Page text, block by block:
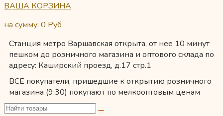
ВАША КОРЗИНА
на сумму: 0 Руб
Станция метро Варшавская открыта, от нее 10 минут
пешком до розничного магазина и оптового склада по
адресу: Каширский проезд, д.17 стр.1
ВСЕ покупатели, пришедшие к открытию розничного
магазина (9:30) покупают по мелкооптовым ценам